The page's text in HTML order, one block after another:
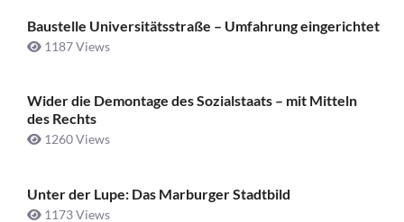
Baustelle Universitätsstraße ­– Umfahrung eingerichtet
1187 Views
Wider die Demontage des Sozialstaats – mit Mitteln
des Rechts
1260 Views
Unter der Lupe: Das Marburger Stadtbild
1173 Views